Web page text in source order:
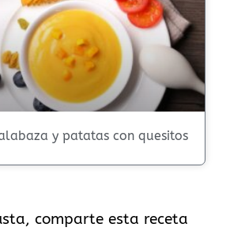
y patatas con quesitos
comparte esta receta